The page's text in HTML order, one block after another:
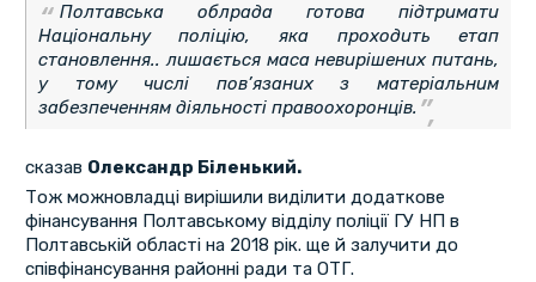
Полтавська облрада готова підтримати
Національну поліцію, яка проходить етап
становлення.. лишається маса невирішених питань,
у тому числі пов’язаних з матеріальним
забезпеченням діяльності правоохоронців.
сказав Олександр Біленький.
Тож можновладці вирішили виділити додаткове
фінансування Полтавському відділу поліції ГУ НП в
Полтавській області на 2018 рік. ще й залучити до
співфінансування районні ради та ОТГ.